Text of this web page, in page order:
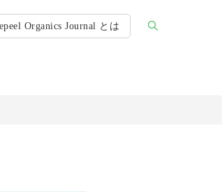
Organics Journal とは